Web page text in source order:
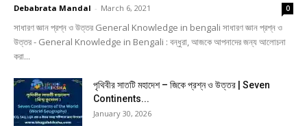
Debabrata Mandal - March 6, 2021 0
সাধারণ জ্ঞান প্রশ্ন ও উত্তর General Knowledge in bengali সাধারণ জ্ঞান প্রশ্ন ও
উত্তর - General Knowledge in Bengali : বন্ধুরা, আজকে আপনাদের জন্য আলোচনা
করা...
পৃথিবীর সাতটি মহাদেশ – জিকে প্রশ্ন ও উত্তর | Seven
Continents...
January 30, 2026